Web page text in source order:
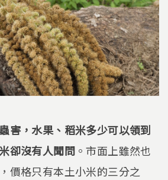
害，水果、稻米多少可以領到
卻沒有人聞問 。市面上雖然也
價格只有本土小米的三分之